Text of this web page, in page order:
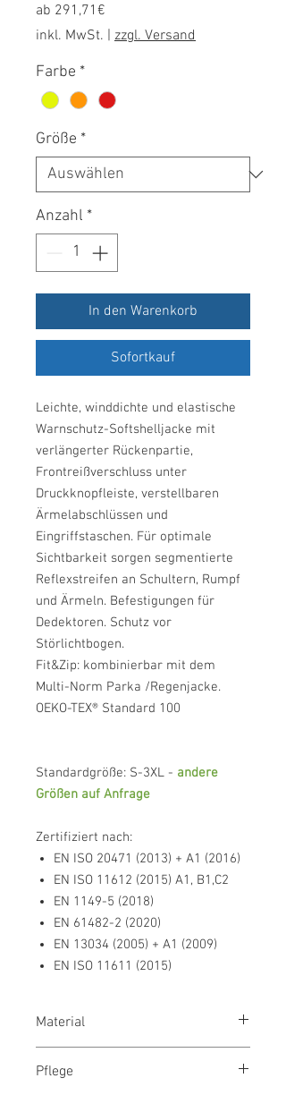
ab 291,71€
Preis
inkl. MwSt. zzgl. Versand
Farbe *
Größe *
Anzahl *
In den Warenkorb
Sofortkauf
Leichte, winddichte und elastische
Warnschutz-Softshelljacke mit
verlängerter Rückenpartie,
Frontreißverschluss unter
Druckknopfleiste, verstellbaren
Ärmelabschlüssen und
Eingriffstaschen. Für optimale
Sichtbarkeit sorgen segmentierte
Reflexstreifen an Schultern, Rumpf
und Ärmeln. Befestigungen für
Dedektoren. Schutz vor
Störlichtbogen.
Fit&Zip: kombinierbar mit dem
Multi-Norm Parka /Regenjacke.
OEKO-TEX® Standard 100
Standardgröße: S-3XL - andere
Größen auf Anfrage
Zertifiziert nach:
EN ISO 20471 (2013) + A1 (2016)
EN ISO 11612 (2015) A1, B1,C2
EN 1149-5 (2018)
EN 61482-2 (2020)
EN 13034 (2005) + A1 (2009)
EN ISO 11611 (2015)
Material
60% Modacryl, 39% Baumwolle, 1%
Pflege